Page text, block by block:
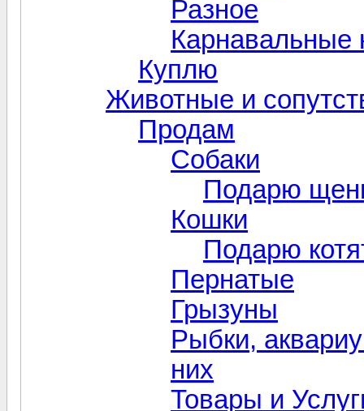
Разное
Карнавальные
Куплю
Животные и
Продам
Собаки
Подарю
Кошки
Подарю
Пернатые
Грызуны
Рыбки,
них
Товары и